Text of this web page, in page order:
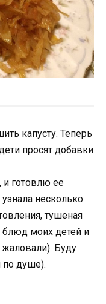
капусту. Теперь
просят добавки
готовлю ее
несколько
тушеная
блюд моих детей и
Буду
по душе).